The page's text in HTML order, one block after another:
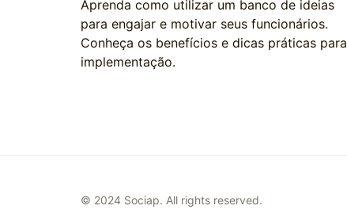
Aprenda como utilizar um banco de ideias
para engajar e motivar seus funcionários.
Conheça os benefícios e dicas práticas para
implementação.
© 2024 Sociap. All rights reserved.